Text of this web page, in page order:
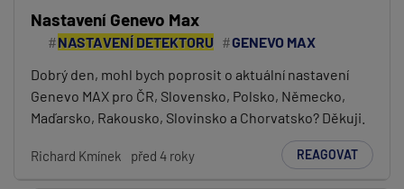
Nastavení Genevo Max
NASTAVENÍ DETEKTORU
GENEVO MAX
Dobrý den, mohl bych poprosit o aktuální nastavení
Genevo MAX pro ČR, Slovensko, Polsko, Německo,
Maďarsko, Rakousko, Slovinsko a Chorvatsko? Děkuji.
Richard Kmínek před 4 roky REAGOVAT